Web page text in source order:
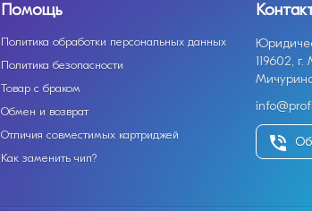
Помощь
Политика обработки персональных данных
Политика безопасности
Товар с браком
Обмен и возврат
Отличия совместимых картриджей
Как заменить чип?
119602,